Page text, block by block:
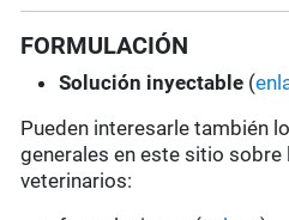
FORMULACIÓN
Solución inyectable (
Pueden interesarle también
generales en este sitio
veterinarios: